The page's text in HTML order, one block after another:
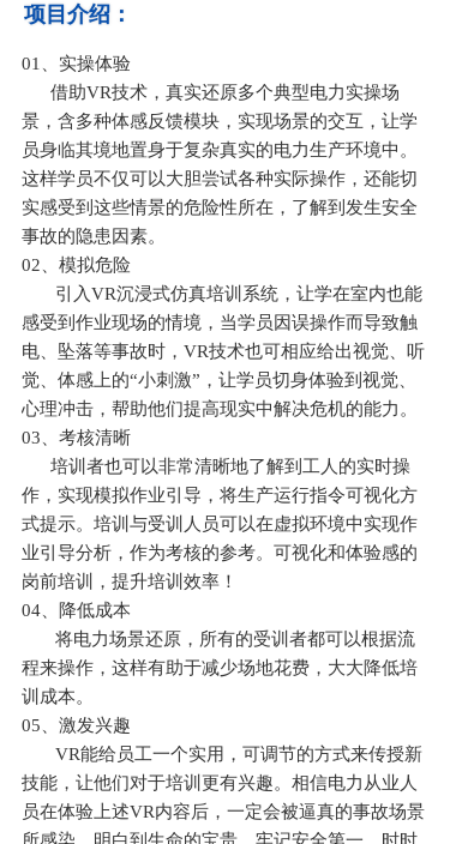
项目介绍：
01、实操体验
借助VR技术，真实还原多个典型电力实操场
景，含多种体感反馈模块，实现场景的交互，让学
员身临其境地置身于复杂真实的电力生产环境中。
这样学员不仅可以大胆尝试各种实际操作，还能切
实感受到这些情景的危险性所在，了解到发生安全
事故的隐患因素。
02、模拟危险
引入VR沉浸式仿真培训系统，让学在室内也能
感受到作业现场的情境，当学员因误操作而导致触
电、坠落等事故时，VR技术也可相应给出视觉、听
觉、体感上的“小刺激”，让学员切身体验到视觉、
心理冲击，帮助他们提高现实中解决危机的能力。
03、考核清晰
培训者也可以非常清晰地了解到工人的实时操
作，实现模拟作业引导，将生产运行指令可视化方
式提示。培训与受训人员可以在虚拟环境中实现作
业引导分析，作为考核的参考。可视化和体验感的
岗前培训，提升培训效率！
04、降低成本
将电力场景还原，所有的受训者都可以根据流
程来操作，这样有助于减少场地花费，大大降低培
训成本。
05、激发兴趣
VR能给员工一个实用，可调节的方式来传授新
技能，让他们对于培训更有兴趣。相信电力从业人
员在体验上述VR内容后，一定会被逼真的事故场景